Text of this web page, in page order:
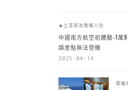
★土耳其攻略懶人包
中國南方航空初體驗-1萬
誤差點無法登機
2025-04-14
郵輪